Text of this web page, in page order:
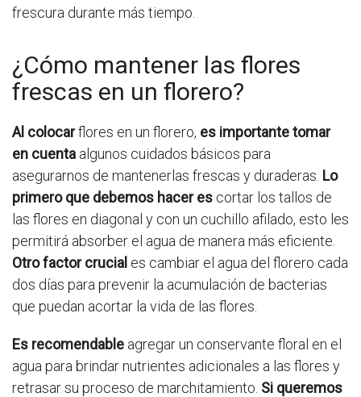
frescura durante más tiempo.
¿Cómo mantener las flores
frescas en un florero?
Al colocarflores en un florero, es importante tomar
en cuenta algunos cuidados básicos para
asegurarnos de mantenerlas frescas y duraderas. Lo
primero que debemos hacer es cortar los tallos de
las flores en diagonal y con un cuchillo afilado, esto les
permitirá absorber el agua de manera más eficiente.
Otro factor crucial es cambiar el agua del florero cada
dos días para prevenir la acumulación de bacterias
que puedan acortar la vida de las flores.
Es recomendable agregar un conservante floral en el
agua para brindar nutrientes adicionales a las flores y
retrasar su proceso de marchitamiento. Si queremos